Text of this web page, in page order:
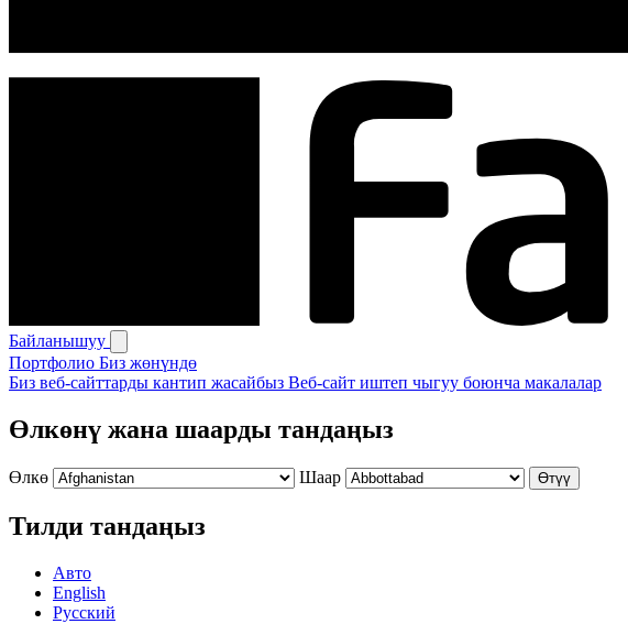
Байланышуу
Портфолио Биз жөнүндө
Биз веб-сайттарды кантип жасайбыз Веб-сайт иштеп чыгуу боюнча макалалар
Өлкөнү жана шаарды тандаңыз
Өлкө Шаар Өтүү
Тилди тандаңыз
Авто
English
Русский